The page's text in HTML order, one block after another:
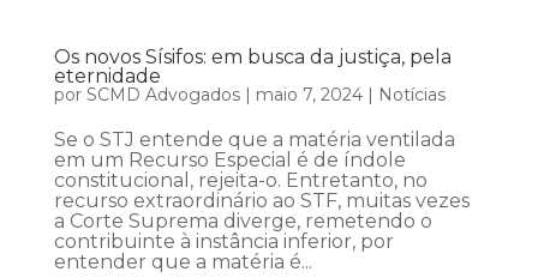
Os novos Sísifos: em busca da justiça, pela
eternidade
por SCMD Advogados| maio 7, 2024| Notícias
Se o STJ entende que a matéria ventilada
em um Recurso Especial é de índole
constitucional, rejeita-o. Entretanto, no
recurso extraordinário ao STF, muitas vezes
a Corte Suprema diverge, remetendo o
contribuinte à instância inferior, por
entender que a matéria é...